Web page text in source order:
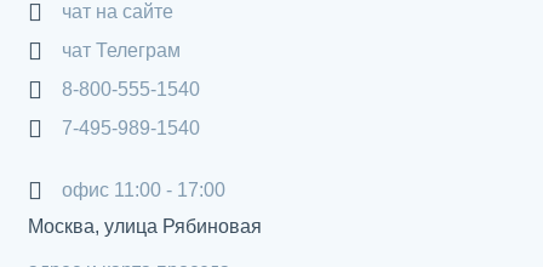
чат на сайте
чат Телеграм
8-800-555-1540
7-495-989-1540
офис 11:00 - 17:00
Москва, улица Рябиновая